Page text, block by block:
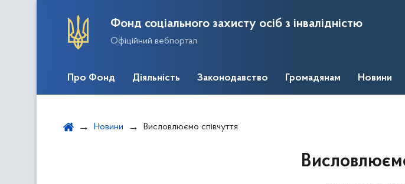
Фонд соціального захисту осіб з інвалідністю
Офіційний вебпортал
Про Фонд Діяльність Законодавство Громадянам Новини
Новини Висловлюємо співчуття